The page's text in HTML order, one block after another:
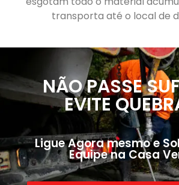
transporta até o local de
NÃO PASSE
EVITE
Ligue Agora mesmo e
Equipe na Casa